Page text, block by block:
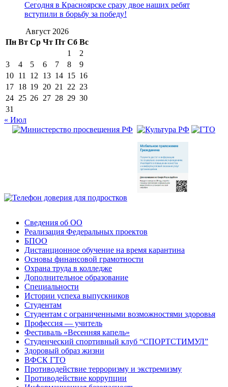
Сегодня в Красноярске сразу двое наших ребят
вступили в борьбу за победу!
Август 2026
Пн Вт Ср Чт Пт Сб Вс
1
2
3
4 5 6 7 8
9
10 11 12 13 14 15 16
17 18 19 20 21 22 23
24 25 26 27 28 29 30
31
« Июл
Сведения об ОО
Реализация Федеральных проектов
БПОО
Дистанционное обучение на время карантина
Основы финансовой грамотности
Охрана труда в колледже
Дополнительное образование
Специальности
Истории успеха выпускников
Студентам
Студентам с ограниченными возможностями здоровья
Профессия — учитель
Фестиваль «Весенняя капель»
Студенческий спортивный клуб “СПОРТСТИМУЛ”
Здоровый образ жизни
ВФСК ГТО
Противодействие терроризму и экстремизму
Противодействие коррупции